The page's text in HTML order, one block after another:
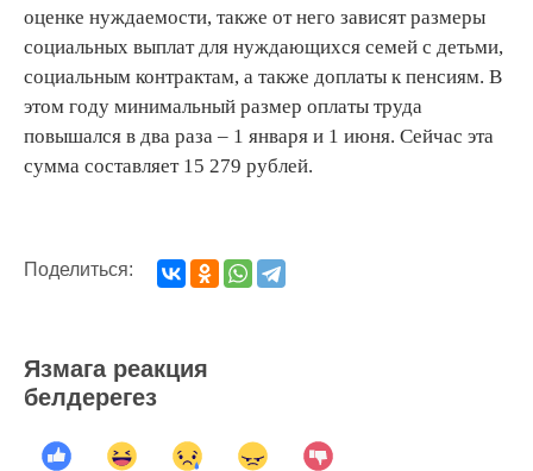
оценке нуждаемости, также от него зависят размеры
социальных выплат для нуждающихся семей с детьми,
социальным контрактам, а также доплаты к пенсиям. В
этом году минимальный размер оплаты труда
повышался в два раза – 1 января и 1 июня. Сейчас эта
сумма составляет 15 279 рублей.
Поделиться:
Язмага реакция
белдерегез